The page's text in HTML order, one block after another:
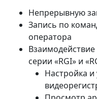
Непрерывную
Запись по
оператора
серии «RGI» и
Настройка